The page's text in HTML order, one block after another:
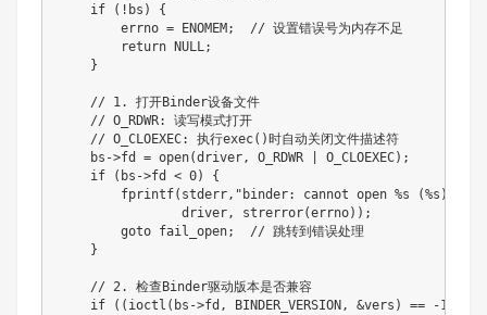
    if (!bs) {
        errno = ENOMEM;  // 设置错误号为内存不足
        return NULL;
    }
    // 1. 打开Binder设备文件
    // O_RDWR: 读写模式打开
    // O_CLOEXEC: 执行exec()时自动关闭文件描述符
    bs->fd = open(driver, O_RDWR | O_CLOEXEC);
    if (bs->fd < 0) {
        fprintf(stderr,"binder: cannot open %s (%s)\n",
                driver, strerror(errno));
        goto fail_open;  // 跳转到错误处理
    }
    // 2. 检查Binder驱动版本是否兼容
    if ((ioctl(bs->fd, BINDER_VERSION, &vers) == -1) ||